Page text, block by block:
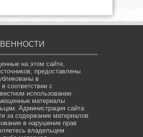
на этом сайте,
предоставлены
в
соответствии с
использовании.
материалы
Администрация сайта
за содержание материалов
в нарушение прав
владельцем